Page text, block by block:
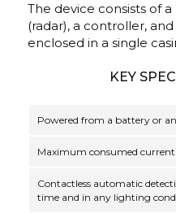
The device consists of
(radar), a controller,
enclosed in a single
KEY
Powered from a battery or
Maximum consumed current
Contactless automatic
time and in any lighting